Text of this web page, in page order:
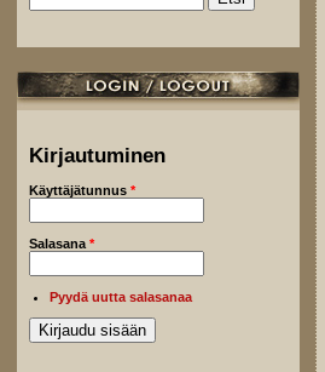
Hakulomake
Kirjautuminen
Käyttäjätunnus *
Salasana *
Pyydä uutta salasanaa